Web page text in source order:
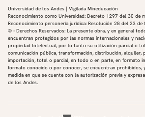
Universidad de los Andes | Vigilada Mineducación
Reconocimiento como Universidad: Decreto 1297 del 30 de
Reconocimiento personería jurídica: Resolución 28 del 23
© - Derechos Reservados: La presente obra, y en general
encuentran protegidos por las normas internacionales y
propiedad Intelectual, por lo tanto su utilización parcial o
comunicación pública, transformación, distribución, alquiler,
importación, total o parcial, en todo o en parte, en formato
formato conocido o por conocer, se encuentran prohibidos,
medida en que se cuente con la autorización previa y
de los Andes.